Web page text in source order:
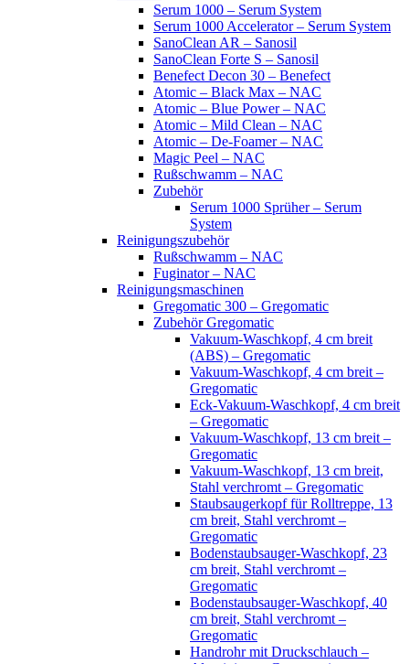
Serum 1000 – Serum System
Serum 1000 Accelerator – Serum System
SanoClean AR – Sanosil
SanoClean Forte S – Sanosil
Benefect Decon 30 – Benefect
Atomic – Black Max – NAC
Atomic – Blue Power – NAC
Atomic – Mild Clean – NAC
Atomic – De-Foamer – NAC
Magic Peel – NAC
Rußschwamm – NAC
Zubehör
Serum 1000 Sprüher – Serum
System
Reinigungszubehör
Rußschwamm – NAC
Fuginator – NAC
Reinigungsmaschinen
Gregomatic 300 – Gregomatic
Zubehör Gregomatic
Vakuum-Waschkopf, 4 cm breit
(ABS) – Gregomatic
Vakuum-Waschkopf, 4 cm breit –
Gregomatic
Eck-Vakuum-Waschkopf, 4 cm breit
– Gregomatic
Vakuum-Waschkopf, 13 cm breit –
Gregomatic
Vakuum-Waschkopf, 13 cm breit,
Stahl verchromt – Gregomatic
Staubsaugerkopf für Rolltreppe, 13
cm breit, Stahl verchromt –
Gregomatic
Bodenstaubsauger-Waschkopf, 23
cm breit, Stahl verchromt –
Gregomatic
Bodenstaubsauger-Waschkopf, 40
cm breit, Stahl verchromt –
Gregomatic
Handrohr mit Druckschlauch –